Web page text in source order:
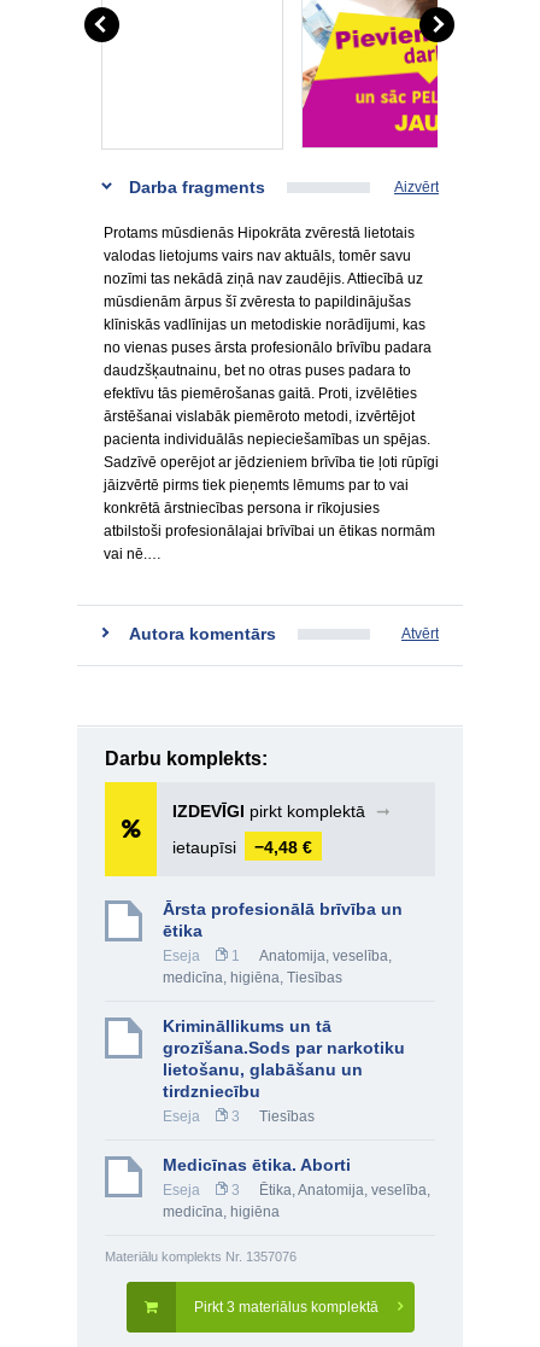
Darba fragments Aizvērt
Protams mūsdienās Hipokrāta zvērestā lietotais
valodas lietojums vairs nav aktuāls, tomēr savu
nozīmi tas nekādā ziņā nav zaudējis. Attiecībā uz
mūsdienām ārpus šī zvēresta to papildinājušas
klīniskās vadlīnijas un metodiskie norādījumi, kas
no vienas puses ārsta profesionālo brīvību padara
daudzšķautnainu, bet no otras puses padara to
efektīvu tās piemērošanas gaitā. Proti, izvēlēties
ārstēšanai vislabāk piemēroto metodi, izvērtējot
pacienta individuālās nepieciešamības un spējas.
Sadzīvē operējot ar jēdzieniem brīvība tie ļoti rūpīgi
jāizvērtē pirms tiek pieņemts lēmums par to vai
konkrētā ārstniecības persona ir rīkojusies
atbilstoši profesionālajai brīvībai un ētikas normām
vai nē.…
Autora komentārs Atvērt
Darbu komplekts:
IZDEVĪGI pirkt komplektā
➞
ietaupīsi
−4,48 €
Ārsta profesionālā brīvība un
ētika
Eseja 1
Anatomija, veselība,
medicīna, higiēna, Tiesības
Krimināllikums un tā
grozīšana.Sods par narkotiku
lietošanu, glabāšanu un
tirdzniecību
Eseja 3 Tiesības
Medicīnas ētika. Aborti
Eseja 3 Ētika,Anatomija, veselība,
medicīna, higiēna
Materiālu komplekts Nr. 1357076
Pirkt 3 materiālus komplektā